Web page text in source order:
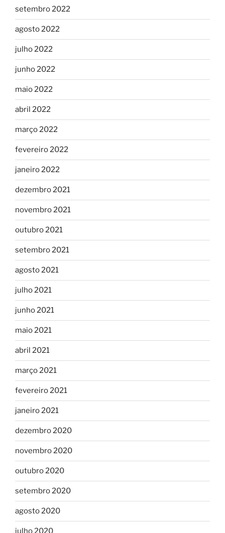
setembro 2022
agosto 2022
julho 2022
junho 2022
maio 2022
abril 2022
março 2022
fevereiro 2022
janeiro 2022
dezembro 2021
novembro 2021
outubro 2021
setembro 2021
agosto 2021
julho 2021
junho 2021
maio 2021
abril 2021
março 2021
fevereiro 2021
janeiro 2021
dezembro 2020
novembro 2020
outubro 2020
setembro 2020
agosto 2020
julho 2020